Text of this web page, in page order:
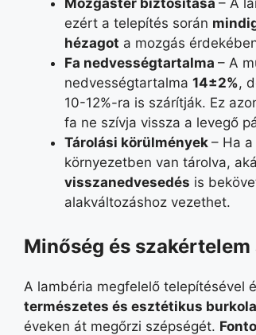
ezért a telepítés során
hézagot a mozgás
Fa nedvességtartalma – A
nedvességtartalma 14±2%,
10-12%-ra is szárítják. Ez
fa ne szívja vissza a levegő
Tárolási körülmények – Ha
környezetben van tárolva,
visszanedvesedés is
alakváltozáshoz vezethet.
Minőség és
A lambéria megfelelő telepítésével
természetes és esztétikus
éveken át megőrzi szépségét.